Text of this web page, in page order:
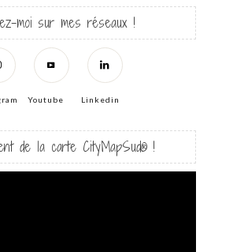
moi sur mes réseaux !
Youtube Linkedin
de la carte CityMapSud® !